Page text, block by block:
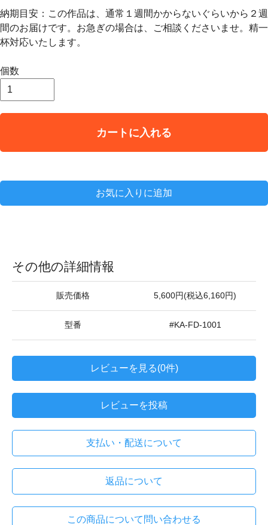
納期目安：この作品は、通常１週間かからないぐらいから２週
間のお届けです。お急ぎの場合は、ご相談くださいませ。精一
杯対応いたします。
個数
カートに入れる
お気に入りに追加
その他の詳細情報
販売価格 5,600円(税込6,160円)
型番 #KA-FD-1001
レビューを見る(0件)
レビューを投稿
支払い・配送について
返品について
この商品について問い合わせる